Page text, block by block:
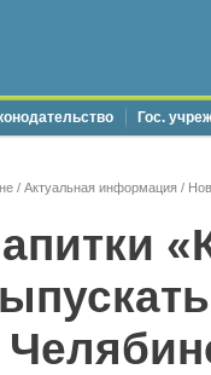
Гос.
/ Актуальная информация /